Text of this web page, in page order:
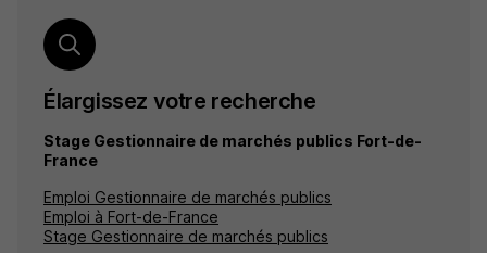
Élargissez votre recherche
Stage Gestionnaire de marchés publics Fort-de-
France
Emploi Gestionnaire de marchés publics
Emploi à Fort-de-France
Stage Gestionnaire de marchés publics